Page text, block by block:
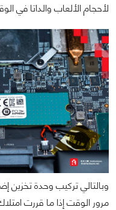
لأحجام الألعاب والداتا في
وبالتالي تركيب وحدة
مرور الوقت إذا ما قررت